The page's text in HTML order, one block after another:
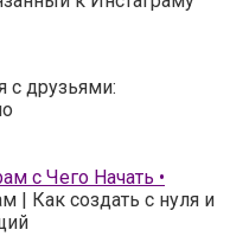
с друзьями:
с Чего Начать •
| Как создать с нуля и